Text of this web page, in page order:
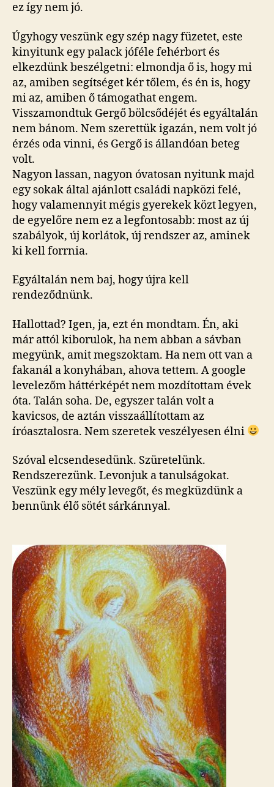
ez így nem jó.
Úgyhogy veszünk egy szép nagy füzetet, este
kinyitunk egy palack jóféle fehérbort és
elkezdünk beszélgetni: elmondja ő is, hogy mi
az, amiben segítséget kér tőlem, és én is, hogy
mi az, amiben ő támogathat engem.
Visszamondtuk Gergő bölcsődéjét és egyáltalán
nem bánom. Nem szerettük igazán, nem volt jó
érzés oda vinni, és Gergő is állandóan beteg
volt.
Nagyon lassan, nagyon óvatosan nyitunk majd
egy sokak által ajánlott családi napközi felé,
hogy valamennyit mégis gyerekek közt legyen,
de egyelőre nem ez a legfontosabb: most az új
szabályok, új korlátok, új rendszer az, aminek
ki kell forrnia.
Egyáltalán nem baj, hogy újra kell
rendeződnünk.
Hallottad? Igen, ja, ezt én mondtam. Én, aki
már attól kiborulok, ha nem abban a sávban
megyünk, amit megszoktam. Ha nem ott van a
fakanál a konyhában, ahova tettem. A google
levelezőm háttérképét nem mozdítottam évek
óta. Talán soha. De, egyszer talán volt a
kavicsos, de aztán visszaállítottam az
íróasztalosra. Nem szeretek veszélyesen élni
Szóval elcsendesedünk. Szüretelünk.
Rendszerezünk. Levonjuk a tanulságokat.
Veszünk egy mély levegőt, és megküzdünk a
bennünk élő sötét sárkánnyal.